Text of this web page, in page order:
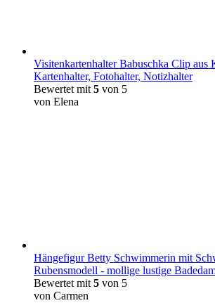
Visitenkartenhalter Babuschka Clip aus
Kartenhalter, Fotohalter, Notizhalter
Bewertet mit5 von 5
von Elena
Hängefigur Betty Schwimmerin mit
Rubensmodell - mollige lustige
Bewertet mit5 von 5
von Carmen